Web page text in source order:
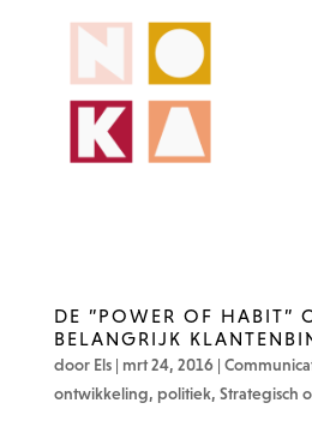
DE ”POWER OF HABIT”
BELANGRIJK
door Els| mrt 24, 2016|
ontwikkeling, politiek, Strategisch